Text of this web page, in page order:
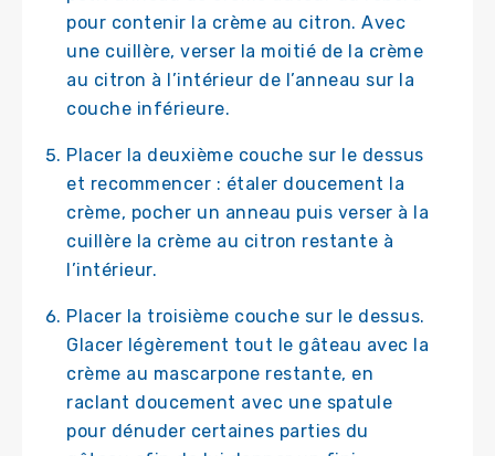
pour contenir la crème au citron. Avec
une cuillère, verser la moitié de la crème
au citron à l’intérieur de l’anneau sur la
couche inférieure.
Placer la deuxième couche sur le dessus
et recommencer : étaler doucement la
crème, pocher un anneau puis verser à la
cuillère la crème au citron restante à
l’intérieur.
Placer la troisième couche sur le dessus.
Glacer légèrement tout le gâteau avec la
crème au mascarpone restante, en
raclant doucement avec une spatule
pour dénuder certaines parties du